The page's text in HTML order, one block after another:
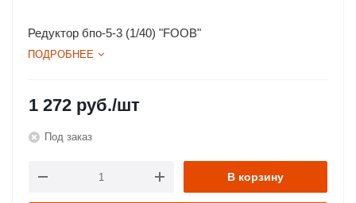
Редуктор бпо-5-3 (1/40) "FOOB"
ПОДРОБНЕЕ
1 272 руб./шт
Под заказ
В корзину